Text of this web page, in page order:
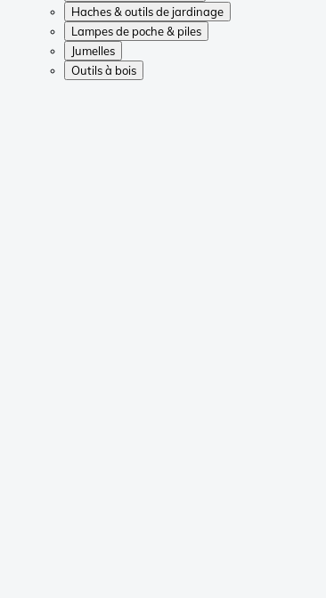
Haches & outils de jardinage
Lampes de poche & piles
Jumelles
Outils à bois